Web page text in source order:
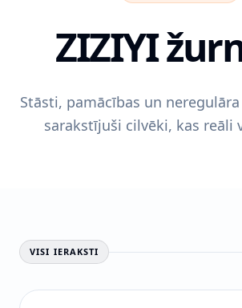
ZIZIYI
Stāsti, pamācības un
sarakstījuši cilvēki, kas reāli
VISI IERAKSTI